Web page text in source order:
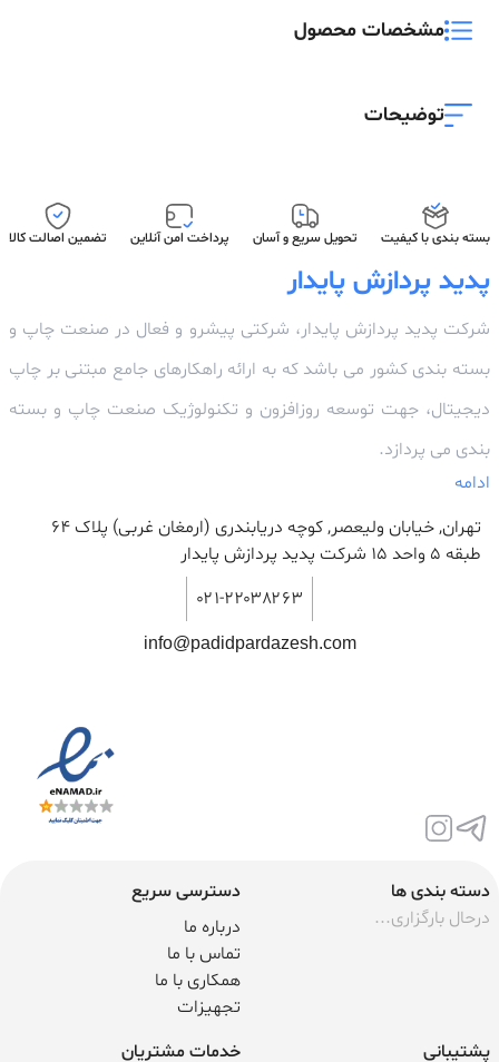
مشخصات محصول
توضیحات
بسته بندی با کیفیت تحویل سریع و آسان پرداخت امن آنلاین تضمین اصالت کالا
پدید پردازش پایدار
شرکت پدید پردازش پایدار، شرکتی پیشرو و فعال در صنعت چاپ و
بسته بندی کشور می باشد که به ارائه راهکارهای جامع مبتنی بر چاپ
دیجیتال، جهت توسعه روزافزون و تکنولوژیک صنعت چاپ و بسته
بندی می پردازد.
ادامه
تهران, خیابان ولیعصر, کوچه دریابندری (ارمغان غربی) پلاک 64
طبقه ۵ واحد ۱۵ شرکت پدید پردازش پایدار
۰۲۱-۲۲۰۳۸۲۶۳
info@padidpardazesh.com
دسته بندی ها
درحال بارگزاری...
دسترسی سریع
درباره ما
تماس با ما
همکاری با ما
تجهیزات
پشتیبانی
خدمات مشتریان